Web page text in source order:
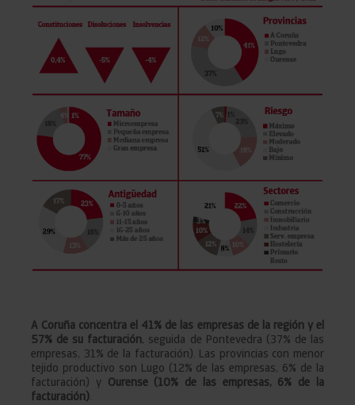
A Coruña concentra el 41% de las empresas de la región y el
57% de su facturación, seguida de Pontevedra (37% de las
empresas, 31% de la facturación). Las provincias con menor
tejido productivo son Lugo (12% de las empresas, 6% de la
facturación) y Ourense (10% de las empresas, 6% de la
facturación).